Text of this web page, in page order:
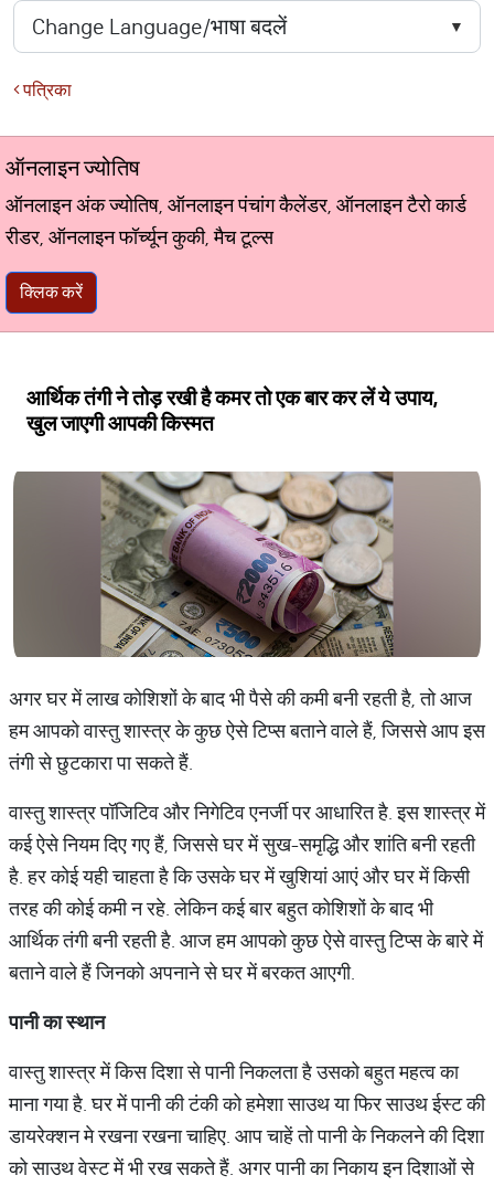
पत्रिका
ऑनलाइन ज्योतिष
ऑनलाइन अंक ज्योतिष, ऑनलाइन पंचांग कैलेंडर, ऑनलाइन टैरो कार्ड
रीडर, ऑनलाइन फॉर्च्यून कुकी, मैच टूल्स
क्लिक करें
आर्थिक तंगी ने तोड़ रखी है कमर तो एक बार कर लें ये उपाय,
खुल जाएगी आपकी किस्मत
अगर घर में लाख कोशिशों के बाद भी पैसे की कमी बनी रहती है, तो आज
हम आपको वास्तु शास्त्र के कुछ ऐसे टिप्स बताने वाले हैं, जिससे आप इस
तंगी से छुटकारा पा सकते हैं.
वास्तु शास्त्र पॉजिटिव और निगेटिव एनर्जी पर आधारित है. इस शास्त्र में
कई ऐसे नियम दिए गए हैं, जिससे घर में सुख-समृद्धि और शांति बनी रहती
है. हर कोई यही चाहता है कि उसके घर में खुशियां आएं और घर में किसी
तरह की कोई कमी न रहे. लेकिन कई बार बहुत कोशिशों के बाद भी
आर्थिक तंगी बनी रहती है. आज हम आपको कुछ ऐसे वास्तु टिप्स के बारे में
बताने वाले हैं जिनको अपनाने से घर में बरकत आएगी.
पानी का स्थान
वास्तु शास्त्र में किस दिशा से पानी निकलता है उसको बहुत महत्व का
माना गया है. घर में पानी की टंकी को हमेशा साउथ या फिर साउथ ईस्ट की
डायरेक्शन मे रखना रखना चाहिए. आप चाहें तो पानी के निकलने की दिशा
को साउथ वेस्ट में भी रख सकते हैं. अगर पानी का निकाय इन दिशाओं से